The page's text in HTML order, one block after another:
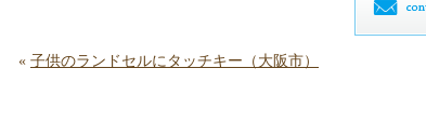
« 子供のランドセルにタッチキー（大阪市）